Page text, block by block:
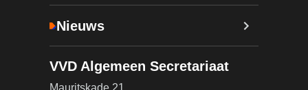
Nieuws
VVD Algemeen Secretariaat
Mauritskade 21